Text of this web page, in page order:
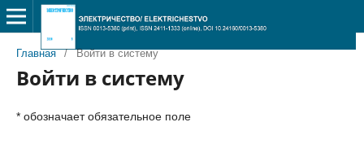
Главная / Войти в систему
Войти в систему
* обозначает обязательное поле